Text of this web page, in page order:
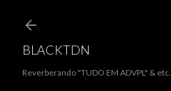
BLACKTDN
Reverberando "TUDO EM ADVPL" & etc.